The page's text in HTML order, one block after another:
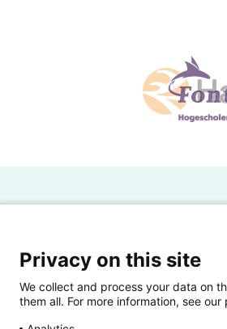
Powered by
Privacy on this site
We collect and process your data on
them all. For more information, see